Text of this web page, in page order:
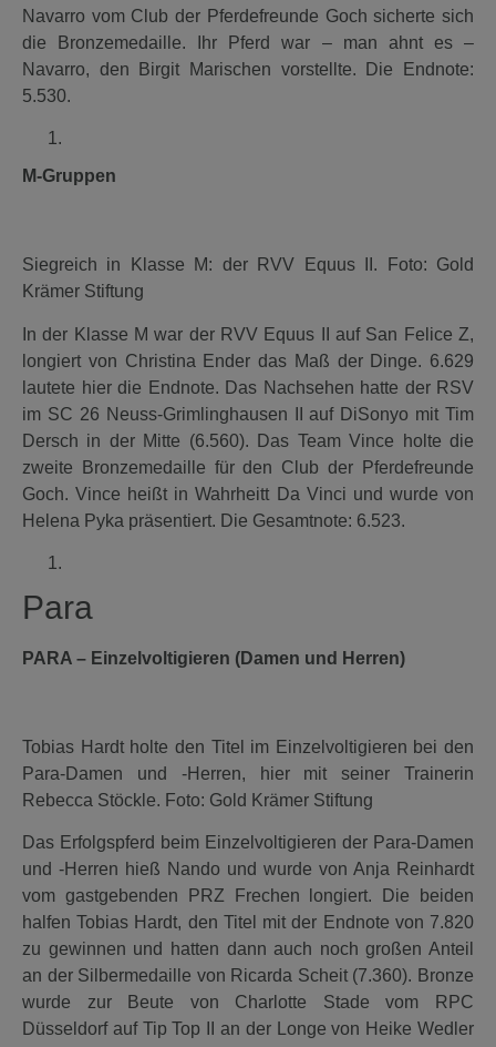
Navarro vom Club der Pferdefreunde Goch sicherte sich
die Bronzemedaille. Ihr Pferd war – man ahnt es –
Navarro, den Birgit Marischen vorstellte. Die Endnote:
5.530.
M-Gruppen
Siegreich in Klasse M: der RVV Equus II. Foto: Gold
Krämer Stiftung
In der Klasse M war der RVV Equus II auf San Felice Z,
longiert von Christina Ender das Maß der Dinge. 6.629
lautete hier die Endnote. Das Nachsehen hatte der RSV
im SC 26 Neuss-Grimlinghausen II auf DiSonyo mit Tim
Dersch in der Mitte (6.560). Das Team Vince holte die
zweite Bronzemedaille für den Club der Pferdefreunde
Goch. Vince heißt in Wahrheitt Da Vinci und wurde von
Helena Pyka präsentiert. Die Gesamtnote: 6.523.
Para
PARA – Einzelvoltigieren (Damen und Herren)
Tobias Hardt holte den Titel im Einzelvoltigieren bei den
Para-Damen und -Herren, hier mit seiner Trainerin
Rebecca Stöckle. Foto: Gold Krämer Stiftung
Das Erfolgspferd beim Einzelvoltigieren der Para-Damen
und -Herren hieß Nando und wurde von Anja Reinhardt
vom gastgebenden PRZ Frechen longiert. Die beiden
halfen Tobias Hardt, den Titel mit der Endnote von 7.820
zu gewinnen und hatten dann auch noch großen Anteil
an der Silbermedaille von Ricarda Scheit (7.360). Bronze
wurde zur Beute von Charlotte Stade vom RPC
Düsseldorf auf Tip Top II an der Longe von Heike Wedler